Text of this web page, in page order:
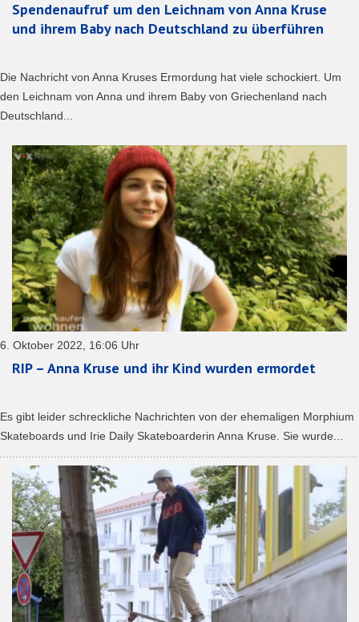
Spendenaufruf um den Leichnam von Anna Kruse
und ihrem Baby nach Deutschland zu überführen
Die Nachricht von Anna Kruses Ermordung hat viele schockiert. Um
den Leichnam von Anna und ihrem Baby von Griechenland nach
Deutschland...
6. Oktober 2022, 16:06 Uhr
RIP – Anna Kruse und ihr Kind wurden ermordet
Es gibt leider schreckliche Nachrichten von der ehemaligen Morphium
Skateboards und Irie Daily Skateboarderin Anna Kruse. Sie wurde...